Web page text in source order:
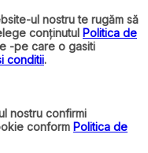
ul nostru te rugăm să
conținutul Politica de
-pe care o gasiti
conditii.
nostru confirmi
conform Politica de